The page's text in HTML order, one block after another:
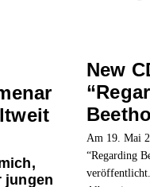
jungen
New
Am 19. Mai
“Regarding